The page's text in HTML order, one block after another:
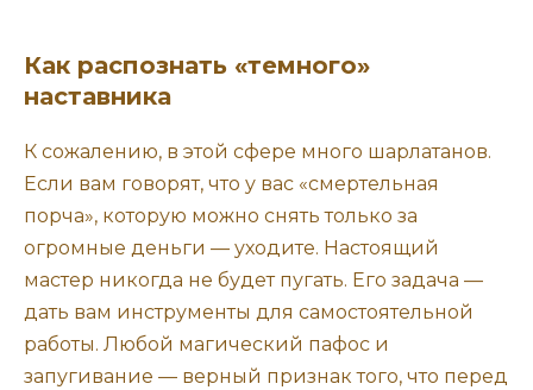
Как распознать «темного»
наставника
К сожалению, в этой сфере много шарлатанов.
Если вам говорят, что у вас «смертельная
порча», которую можно снять только за
огромные деньги — уходите. Настоящий
мастер никогда не будет пугать. Его задача —
дать вам инструменты для самостоятельной
работы. Любой магический пафос и
запугивание — верный признак того, что перед